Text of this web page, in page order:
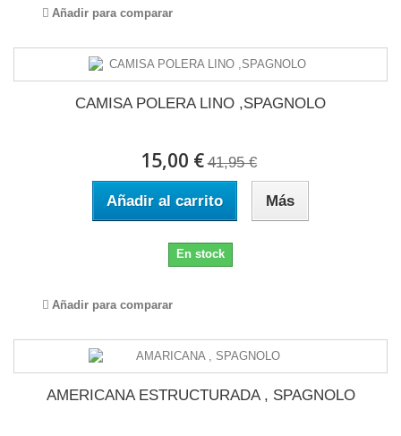
Añadir para comparar
CAMISA POLERA LINO ,SPAGNOLO
15,00 € 41,95 €
Añadir al carrito Más
En stock
Añadir para comparar
AMERICANA ESTRUCTURADA , SPAGNOLO